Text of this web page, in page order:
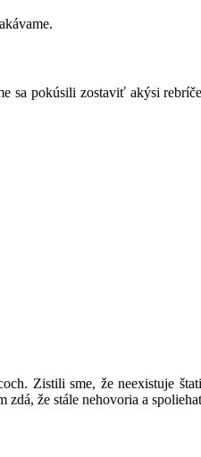
sa pokúsili zostaviť akýsi
Zistili sme, že neexistuje
že stále nehovoria a